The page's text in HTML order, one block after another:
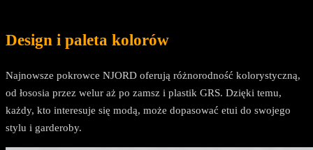
Design i paleta kolorów
Najnowsze pokrowce NJORD oferują różnorodność kolorystyczną,
od łososia przez welur aż po zamsz i plastik GRS. Dzięki temu,
każdy, kto interesuje się modą, może dopasować etui do swojego
stylu i garderoby.